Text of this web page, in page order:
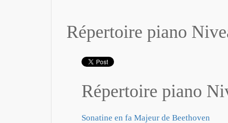
Répertoire piano
Répertoire piano
Sonatine en fa Majeur de Beethoven